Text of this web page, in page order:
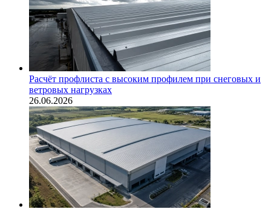
Расчёт профлиста с высоким профилем при снеговых и
ветровых нагрузках
26.06.2026